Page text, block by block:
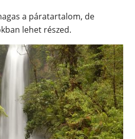
a páratartalom, de
lehet részed.